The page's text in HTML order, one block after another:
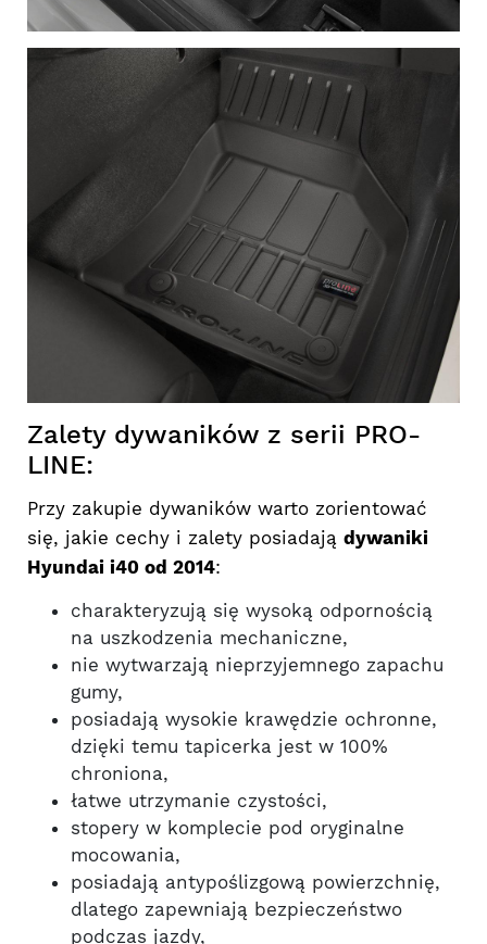
Zalety dywaników z serii PRO-
LINE:
Przy zakupie dywaników warto zorientować
się, jakie cechy i zalety posiadają dywaniki
Hyundai i40 od 2014:
charakteryzują się wysoką odpornością
na uszkodzenia mechaniczne,
nie wytwarzają nieprzyjemnego zapachu
gumy,
posiadają wysokie krawędzie ochronne,
dzięki temu tapicerka jest w 100%
chroniona,
łatwe utrzymanie czystości,
stopery w komplecie pod oryginalne
mocowania,
posiadają antypoślizgową powierzchnię,
dlatego zapewniają bezpieczeństwo
podczas jazdy,